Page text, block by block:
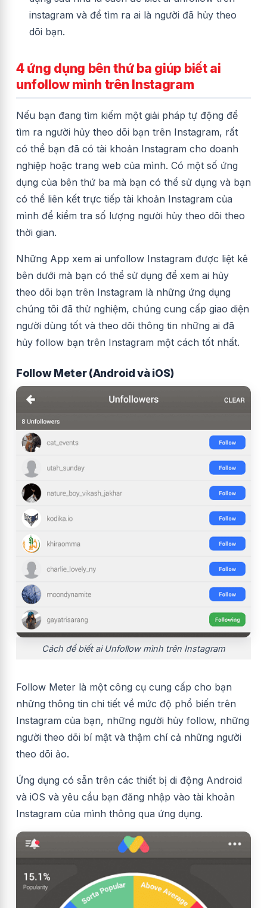
instagram và để tìm ra ai là người đã hủy theo
dõi bạn.
4 ứng dụng bên thứ ba giúp biết ai
unfollow mình trên Instagram
Nếu bạn đang tìm kiếm một giải pháp tự động để
tìm ra người hủy theo dõi bạn trên Instagram, rất
có thể bạn đã có tài khoản Instagram cho doanh
nghiệp hoặc trang web của mình. Có một số ứng
dụng của bên thứ ba mà bạn có thể sử dụng và bạn
có thể liên kết trực tiếp tài khoản Instagram của
mình để kiểm tra số lượng người hủy theo dõi theo
thời gian.
Những App xem ai unfollow Instagram được liệt kê
bên dưới mà bạn có thể sử dụng để xem ai hủy
theo dõi bạn trên Instagram là những ứng dụng
chúng tôi đã thử nghiệm, chúng cung cấp giao diện
người dùng tốt và theo dõi thông tin những ai đã
hủy follow bạn trên Instagram một cách tốt nhất.
Follow Meter (Android và iOS)
Cách để biết ai Unfollow mình trên Instagram
Follow Meter là một công cụ cung cấp cho bạn
những thông tin chi tiết về mức độ phổ biến trên
Instagram của bạn, những người hủy follow, những
người theo dõi bí mật và thậm chí cả những người
theo dõi ảo.
Ứng dụng có sẵn trên các thiết bị di động Android
và iOS và yêu cầu bạn đăng nhập vào tài khoản
Instagram của mình thông qua ứng dụng.